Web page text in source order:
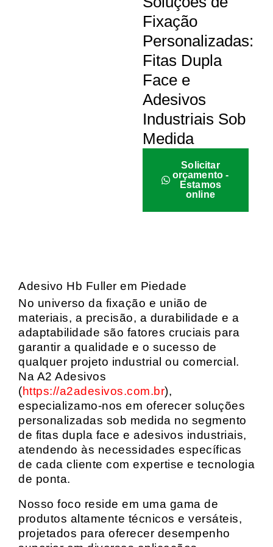
Fixação
Personalizadas:
Fitas Dupla
Face e
Adesivos
Industriais Sob
Medida
Solicitar
orçamento -
Estamos
online
Adesivo Hb Fuller em Piedade
No universo da fixação e união de
materiais, a precisão, a durabilidade e a
adaptabilidade são fatores cruciais para
garantir a qualidade e o sucesso de
qualquer projeto industrial ou comercial.
Na A2 Adesivos
(https://a2adesivos.com.br),
especializamo-nos em oferecer soluções
personalizadas sob medida no segmento
de fitas dupla face e adesivos industriais,
atendendo às necessidades específicas
de cada cliente com expertise e tecnologia
de ponta.
Nosso foco reside em uma gama de
produtos altamente técnicos e versáteis,
projetados para oferecer desempenho